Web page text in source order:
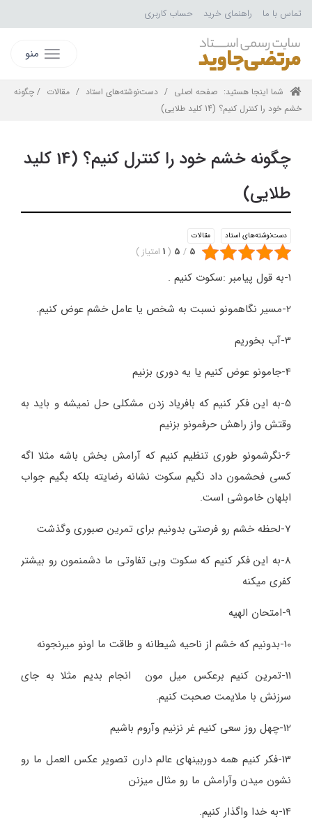
تماس با ما راهنمای خرید حساب کاربری
منو
شما اینجا هستید: صفحه اصلی / دست‌نوشته‌های استاد / مقالات / چگونه
خشم خود را کنترل کنیم؟ (14 کلید طلایی)
چگونه خشم خود را کنترل کنیم؟ (14 کلید
طلایی)
دست‌نوشته‌های استاد مقالات
5
/
5
(
1 امتیاز)
1-به قول پیامبر :سکوت کنیم .
2-مسیر نگاهمونو نسبت به شخص یا عامل خشم عوض کنیم.
3-آب بخوریم
4-جامونو عوض کنیم یا یه دوری بزنیم
5-به این فکر کنیم که بافریاد زدن مشکلی حل نمیشه و باید به
وقتش واز راهش حرفمونو بزنیم
6-نگرشمونو طوری تنظیم کنیم که آرامش بخش باشه مثلا اگه
کسی فحشمون داد نگیم سکوت نشانه رضایته بلکه بگیم جواب
ابلهان خاموشی است.
7-لحظه خشم رو فرصتی بدونیم برای تمرین صبوری وگذشت
8-به این فکر کنیم که سکوت وبی تفاوتی ما دشمنمون رو بیشتر
کفری میکنه
9-امتحان الهیه
10-بدونیم که خشم از ناحیه شیطانه و طاقت ما اونو میرنجونه
11-تمرین کنیم برعکس میل مون انجام بدیم مثلا به جای
سرزنش با ملایمت صحبت کنیم.
12-چهل روز سعی کنیم غر نزنیم وآروم باشیم
13-فکر کنیم همه دوربینهای عالم دارن تصویر عکس العمل ما رو
نشون میدن وآرامش ما رو مثال میزنن
14-به خدا واگذار کنیم.